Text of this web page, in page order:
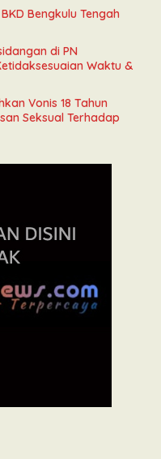
Bengkulu Tengah
di PN
Waktu &
Vonis 18 Tahun
Seksual Terhadap